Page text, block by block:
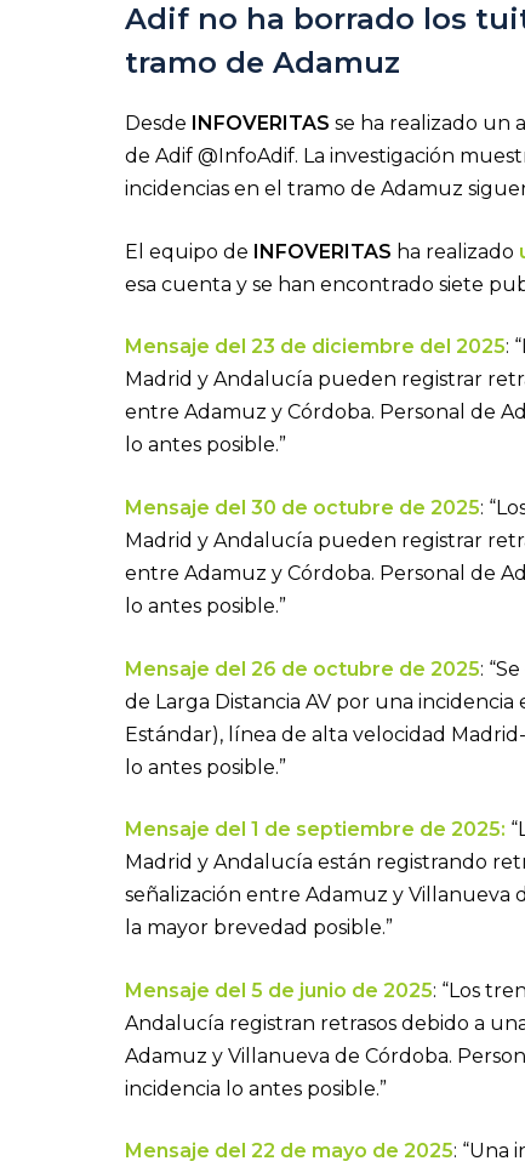
Adif no ha borrado los
tramo de Adamuz
Desde INFOVERITAS se ha realizado un
de Adif @InfoAdif. La investigación
incidencias en el tramo de Adamuz
El equipo de INFOVERITAS ha realizado
esa cuenta y se han encontrado siete
Mensaje del 23 de diciembre del 2025:
Madrid y Andalucía pueden registrar
entre Adamuz y Córdoba. Personal de
lo antes posible.”
Mensaje del 30 de octubre de 2025:
Madrid y Andalucía pueden registrar
entre Adamuz y Córdoba. Personal de
lo antes posible.”
Mensaje del 26 de octubre de 2025:
de Larga Distancia AV por una
Estándar), línea de alta velocidad
lo antes posible.”
Mensaje del 1 de septiembre de 2025:
Madrid y Andalucía están registrando
señalización entre Adamuz y Villanueva
la mayor brevedad posible.”
Mensaje del 5 de junio de 2025: “Los
Andalucía registran retrasos debido a
Adamuz y Villanueva de Córdoba.
incidencia lo antes posible.”
Mensaje del 22 de mayo de 2025: “Una